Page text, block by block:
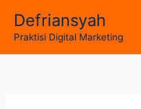
content
Defriansyah
Praktisi Digital Marketing